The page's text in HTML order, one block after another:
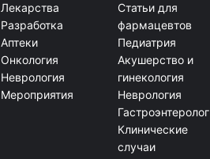
Лекарства
Разработка
Аптеки
Онкология
Неврология
Мероприятия
Статьи для
фармацевтов
Педиатрия
Акушерство и
гинекология
Неврология
Клинические
случаи